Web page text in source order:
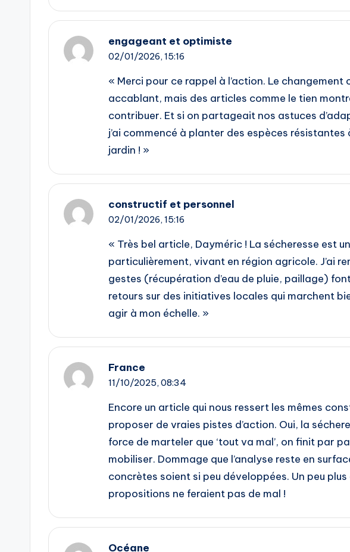
engageant et optimiste
02/01/2026, 15:16
« Merci pour ce rappel à l’action. Le
accablant, mais des articles comme le tien
contribuer. Et si on partageait nos astuces
j’ai commencé à planter des espèces résistantes
jardin ! »
constructif et personnel
02/01/2026, 15:16
« Très bel article, Dayméric ! La sécheresse est
particulièrement, vivant en région agricole. J’ai
gestes (récupération d’eau de pluie, paillage)
retours sur des initiatives locales qui marchent
agir à mon échelle. »
France
11/10/2025, 08:34
Encore un article qui nous ressert les mêmes
proposer de vraies pistes d’action. Oui, la
force de marteler que ‘tout va mal’, on finit par
mobiliser. Dommage que l’analyse reste en
concrètes soient si peu développées. Un peu
propositions ne feraient pas de mal !
Océane